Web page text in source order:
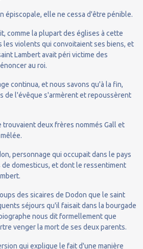
épiscopale, elle ne cessa d'être pénible.
comme la plupart des églises à cette
les violents qui convoitaient ses biens, et
Lambert avait péri victime des
au roi.
continua, et nous savons qu'à la fin,
de l'évêque s'armèrent et repoussèrent
trouvaient deux frères nommés Gall et
personnage qui occupait dans le pays
domesticus, et dont le ressentiment
des sicaires de Dodon que le saint
séjours qu'il faisait dans la bourgade
nous dit formellement que
venger la mort de ses deux parents.
qui explique le fait d'une manière